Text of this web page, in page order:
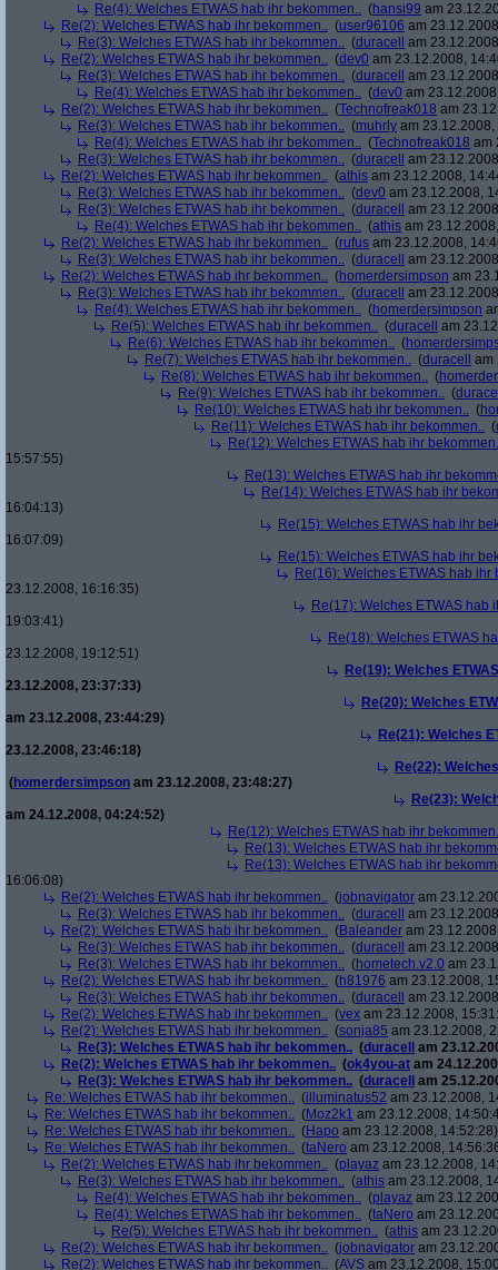
Re(4): Welches ETWAS hab ihr bekommen.. (hansi99 am
Re(2): Welches ETWAS hab ihr bekommen.. (user96106 am
Re(3): Welches ETWAS hab ihr bekommen.. (duracell
am
Re(2): Welches ETWAS hab ihr bekommen.. (dev0 am 23.12.2008,
Re(3): Welches ETWAS hab ihr bekommen.. (duracell
am
Re(4): Welches ETWAS hab ihr bekommen.. (dev0 am
Re(2): Welches ETWAS hab ihr bekommen.. (Technofreak018 am
Re(3): Welches ETWAS hab ihr bekommen.. (muhrly am
Re(4): Welches ETWAS hab ihr bekommen.. (Technofreak018 am
Re(3): Welches ETWAS hab ihr bekommen.. (duracell
am
Re(2): Welches ETWAS hab ihr bekommen.. (athis am 23.12.2008,
Re(3): Welches ETWAS hab ihr bekommen.. (dev0 am 23.12.2008,
Re(3): Welches ETWAS hab ihr bekommen.. (duracell
am
Re(4): Welches ETWAS hab ihr bekommen.. (athis am
Re(2): Welches ETWAS hab ihr bekommen.. (rufus am 23.12.2008,
Re(3): Welches ETWAS hab ihr bekommen.. (duracell
am
Re(2): Welches ETWAS hab ihr bekommen.. (homerdersimpson am
Re(3): Welches ETWAS hab ihr bekommen.. (duracell
am
Re(4): Welches ETWAS hab ihr bekommen.. (homerdersimpson
Re(5): Welches ETWAS hab ihr bekommen.. (duracell
am
Re(6): Welches ETWAS hab ihr bekommen.. (
Re(7): Welches ETWAS hab ihr bekommen.. (duracell
am
Re(8): Welches ETWAS hab ihr bekommen.. (
Re(9): Welches ETWAS hab ihr bekommen.. (
Re(10): Welches ETWAS hab ihr bekommen.. (
Re(11): Welches ETWAS hab ihr bekommen.. (
Re(12): Welches ETWAS hab ihr
15:57:55)
Re(13): Welches ETWAS hab ihr
Re(14): Welches ETWAS hab ihr
16:04:13)
Re(15): Welches ETWAS hab ihr
16:07:09)
Re(15): Welches ETWAS hab ihr
Re(16): Welches ETWAS hab ihr
23.12.2008, 16:16:35)
Re(17): Welches ETWAS hab
19:03:41)
Re(18): Welches ETWAS
23.12.2008, 19:12:51)
Re(19): Welches
23.12.2008, 23:37:33)
Re(20): Welches
am 23.12.2008, 23:44:29)
Re(21): Welches
23.12.2008, 23:46:18)
Re(22):
(homerdersimpson am 23.12.2008, 23:48:27)
Re(23):
am 24.12.2008, 04:24:52)
Re(12): Welches ETWAS hab ihr
Re(13): Welches ETWAS hab ihr
Re(13): Welches ETWAS hab ihr
16:06:08)
Re(2): Welches ETWAS hab ihr bekommen.. (jobnavigator am
Re(3): Welches ETWAS hab ihr bekommen.. (duracell
am
Re(2): Welches ETWAS hab ihr bekommen.. (Baleander am
Re(3): Welches ETWAS hab ihr bekommen.. (duracell
am
Re(3): Welches ETWAS hab ihr bekommen.. (hometech.v2.0 am
Re(2): Welches ETWAS hab ihr bekommen.. (h81976 am 23.12.2008,
Re(3): Welches ETWAS hab ihr bekommen.. (duracell
am
Re(2): Welches ETWAS hab ihr bekommen.. (vex am 23.12.2008,
Re(2): Welches ETWAS hab ihr bekommen.. (sonja85 am 23.12.2008,
Re(3): Welches ETWAS hab ihr bekommen.. (duracell
am
Re(2): Welches ETWAS hab ihr bekommen.. (ok4you-at am
Re(3): Welches ETWAS hab ihr bekommen.. (duracell
am
Re: Welches ETWAS hab ihr bekommen.. (illuminatus52 am 23.12.2008,
Re: Welches ETWAS hab ihr bekommen.. (Moz2k1 am 23.12.2008,
Re: Welches ETWAS hab ihr bekommen.. (Hapo am 23.12.2008, 14:52:28)
Re: Welches ETWAS hab ihr bekommen.. (taNero am 23.12.2008,
Re(2): Welches ETWAS hab ihr bekommen.. (playaz am 23.12.2008,
Re(3): Welches ETWAS hab ihr bekommen.. (athis am 23.12.2008,
Re(4): Welches ETWAS hab ihr bekommen.. (playaz am
Re(4): Welches ETWAS hab ihr bekommen.. (taNero am
Re(5): Welches ETWAS hab ihr bekommen.. (athis am
Re(2): Welches ETWAS hab ihr bekommen.. (jobnavigator am
Re(2): Welches ETWAS hab ihr bekommen.. (AVS am 23.12.2008,